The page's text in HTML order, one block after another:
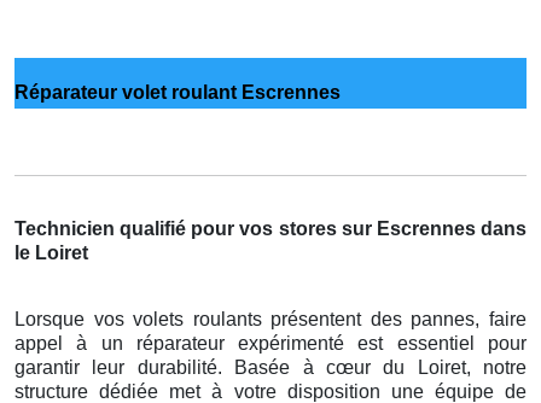
Réparateur volet roulant Escrennes
Technicien qualifié pour vos stores sur Escrennes dans
le Loiret
Lorsque vos volets roulants présentent des pannes, faire
appel à un réparateur expérimenté est essentiel pour
garantir leur durabilité. Basée à cœur du Loiret, notre
structure dédiée met à votre disposition une équipe de